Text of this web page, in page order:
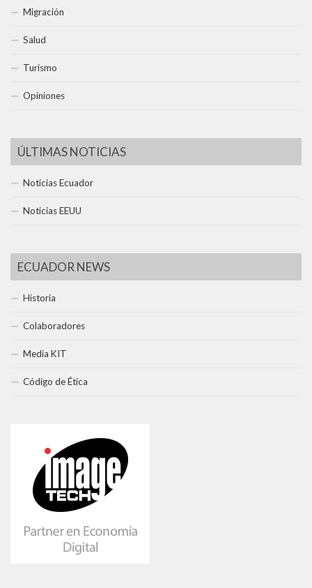
Migración
Salud
Turismo
Opiniones
ÚLTIMAS NOTICIAS
Noticias Ecuador
Noticias EEUU
ECUADOR NEWS
Historia
Colaboradores
Media KIT
Código de Ética